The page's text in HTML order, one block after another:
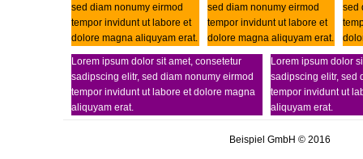
sed diam nonumy eirmod
tempor invidunt ut labore et
dolore magna aliquyam erat.
sed diam nonumy eirmod
tempor invidunt ut labore et
dolore magna aliquyam erat.
sed
Lorem ipsum dolor sit amet, consetetur
sadipscing elitr, sed diam nonumy eirmod
tempor invidunt ut labore et dolore magna
aliquyam erat.
Lorem ipsum dolor
sadipscing elitr, sed
tempor invidunt ut
aliquyam erat.
Beispiel GmbH © 2016